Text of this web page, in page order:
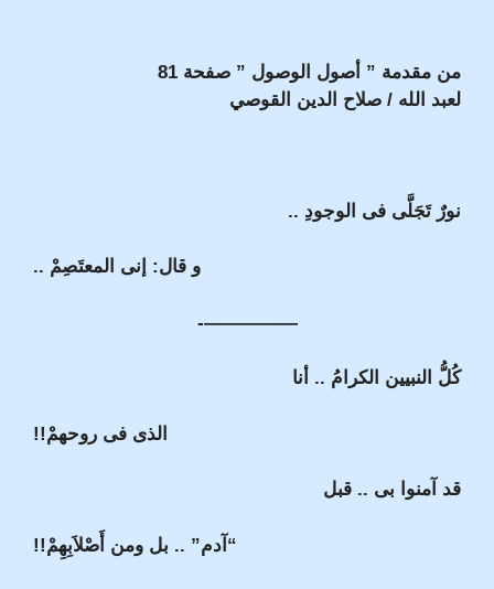
من مقدمة ” أصول الوصول ” صفحة 81
لعبد الله / صلاح الدين القوصي
نورٌ تَجَلَّى فى الوجودِ ..
و قال: إنى المعتَصِمْ ..
—————-
كُلُّ النبيين الكرامُ .. أنا
الذى فى روحهمْ!!
قد آمنوا بى .. قبل
“آدم” .. بل ومن أَصْلاَبِهِمْ!!